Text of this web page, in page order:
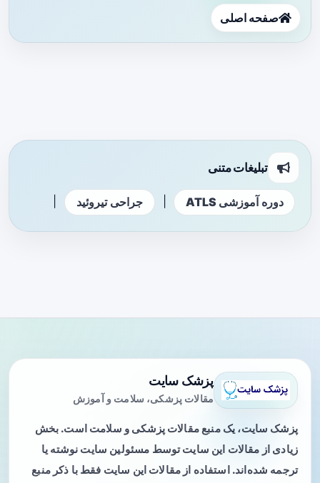
صفحه اصلی
تبلیغات متنی
دوره آموزشی ATLS جراحی تیروئید
پزشک سایت
مقالات پزشکی، سلامت و آموزش
پزشک سایت، یک منبع مقالات پزشکی و سلامت است. بخش
زیادی از مقالات این سایت توسط مسئولین سایت نوشته یا
ترجمه شده‌اند. استفاده از مقالات این سایت فقط با ذکر منبع